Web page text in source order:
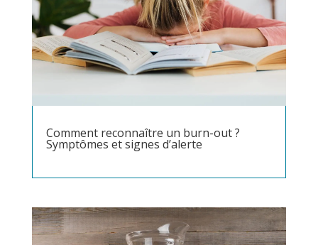
Comment reconnaître un burn-out ?
Symptômes et signes d’alerte